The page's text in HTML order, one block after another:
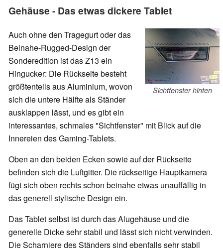
Gehäuse - Das etwas dickere Tablet
Sichtfenster hinten
Auch ohne den Tragegurt oder das
Beinahe-Rugged-Design der
Sonderedition ist das Z13 ein
Hingucker: Die Rückseite besteht
größtenteils aus Aluminium, wovon
sich die untere Hälfte als Ständer
ausklappen lässt, und es gibt ein
interessantes, schmales "Sichtfenster" mit Blick auf die
Innereien des Gaming-Tablets.
Oben an den beiden Ecken sowie auf der Rückseite
befinden sich die Luftgitter. Die rückseitige Hauptkamera
fügt sich oben rechts schon beinahe etwas unauffällig in
das generell stylische Design ein.
Das Tablet selbst ist durch das Alugehäuse und die
generelle Dicke sehr stabil und lässt sich nicht verwinden.
Die Scharniere des Ständers sind ebenfalls sehr stabil